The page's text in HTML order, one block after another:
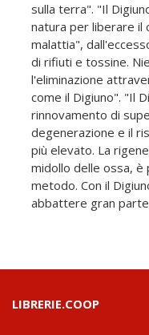
sulla terra". "Il
natura per liberare il
malattia",
di rifiuti e tossine.
l'eliminazione
come il Digiuno". "Il
rinnovamento di
degenerazione e il
più elevato. La
midollo delle ossa,
metodo. Con il
abbattere gran
LIBRERIE.COOP